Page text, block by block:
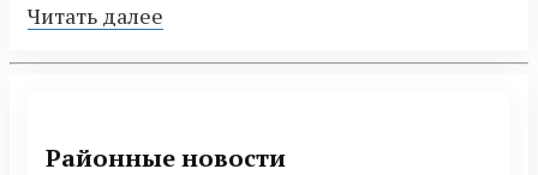
Читать далее
Районные новости